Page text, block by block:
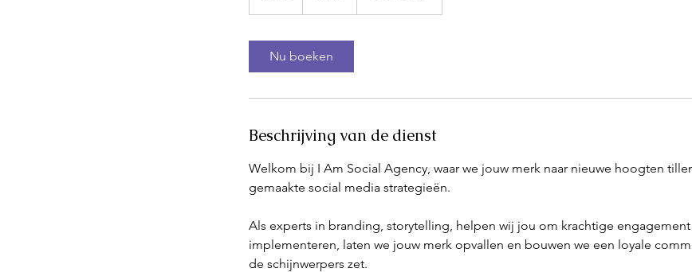
u
Nu boeken
Beschrijving van de dienst
Welkom bij I Am Social Agency, waar we jouw merk naar nieuwe hoogten
gemaakte social media strategieën.
Als experts in branding, storytelling, helpen wij jou om krachtige
implementeren, laten we jouw merk opvallen en bouwen we een loyale
de schijnwerpers zet.